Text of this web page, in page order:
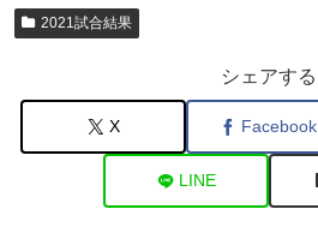
2021試合結果
シェアする
X Facebook
LINE